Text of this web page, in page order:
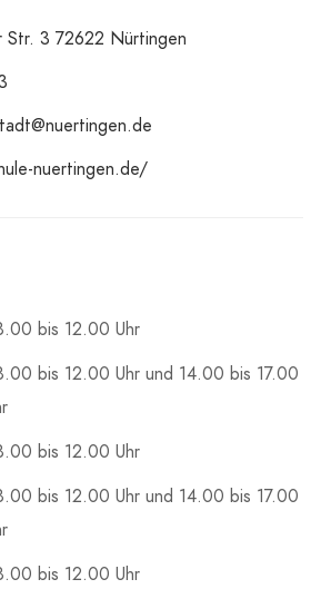
Str. 3 72622 Nürtingen
nuertingen.de/
bis 12.00 Uhr
bis 12.00 Uhr und 14.00 bis 17.00
bis 12.00 Uhr
bis 12.00 Uhr und 14.00 bis 17.00
bis 12.00 Uhr